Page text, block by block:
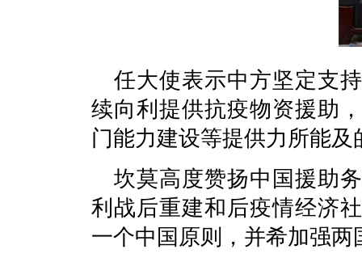
任大使表示中方坚定支
续向利提供抗疫物资援助
门能力建设等提供力所能及
坎莫高度赞扬中国援助
利战后重建和后疫情经济
一个中国原则，并希加强